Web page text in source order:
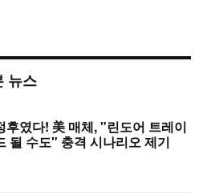
뉴스
후였다! 美 매체, "린도어 트레이
될 수도" 충격 시나리오 제기